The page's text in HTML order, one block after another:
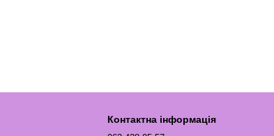
Контактна інформація